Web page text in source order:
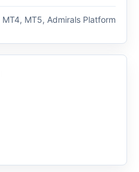
MT4, MT5, Admirals Platform